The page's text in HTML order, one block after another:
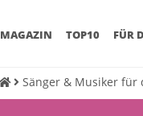
MAGAZIN (CURRENT)
TOP10 FÜR
Sänger & Musiker